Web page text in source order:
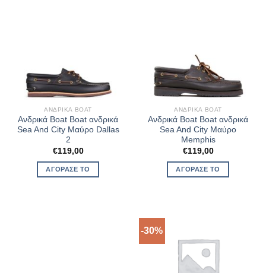
ΑΝΔΡΙΚΆ BOAT
Ανδρικά Boat Boat ανδρικά
Sea And City Μαύρο Dallas
2
€119,00
ΑΓΌΡΑΣΈ ΤΟ
ΑΝΔΡΙΚΆ BOAT
Ανδρικά Boat Boat ανδρικά
Sea And City Μαύρο
Memphis
€119,00
ΑΓΌΡΑΣΈ ΤΟ
-30%